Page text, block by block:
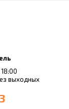
выходных